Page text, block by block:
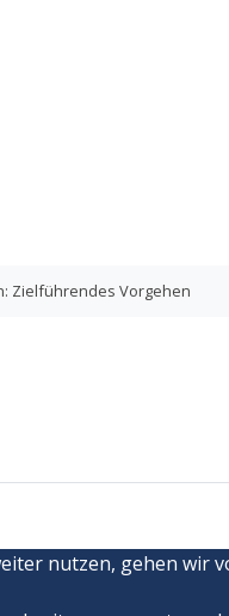
Zielführendes Vorgehen
nutzen, gehen